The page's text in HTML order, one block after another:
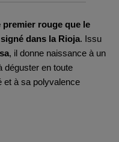
premier rouge que le
dans la Rioja. Issu
, il donne naissance à un
déguster en toute
et à sa polyvalence